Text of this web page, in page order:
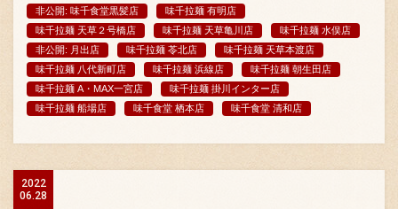
非公開: 味千食堂黒髪店
味千拉麺 有明店
味千拉麺 天草２号橋店
味千拉麺 天草亀川店
味千拉麺 水俣店
非公開: 月出店
味千拉麺 苓北店
味千拉麺 天草本渡店
味千拉麺 八代新町店
味千拉麺 浜線店
味千拉麺 朝生田店
味千拉麺 A・MAX一宮店
味千拉麺 掛川インター店
味千拉麺 船場店
味千食堂 栖本店 味千食堂 清和店
2022
06.28